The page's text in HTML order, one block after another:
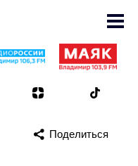
Поделиться